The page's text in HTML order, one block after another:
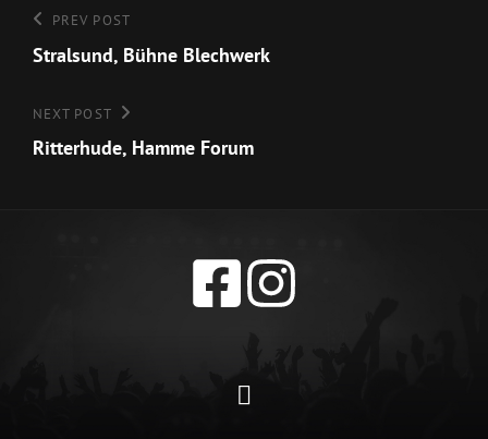
Beitragsnavigation
Previous
Post
PREV POST
Stralsund, Bühne Blechwerk
Next
Post
NEXT POST
Ritterhude, Hamme Forum